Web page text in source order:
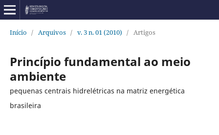
Início / Arquivos / v. 3 n. 01 (2010) / Artigos
Princípio fundamental ao meio
ambiente
pequenas centrais hidrelétricas na matriz energética
brasileira